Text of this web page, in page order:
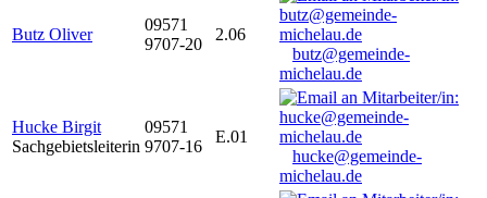
Butz Oliver
09571
9707-20
2.06
butz@gemeinde-
michelau.de
Hucke Birgit
Sachgebietsleiterin
09571
9707-16
E.01
hucke@gemeinde-
michelau.de